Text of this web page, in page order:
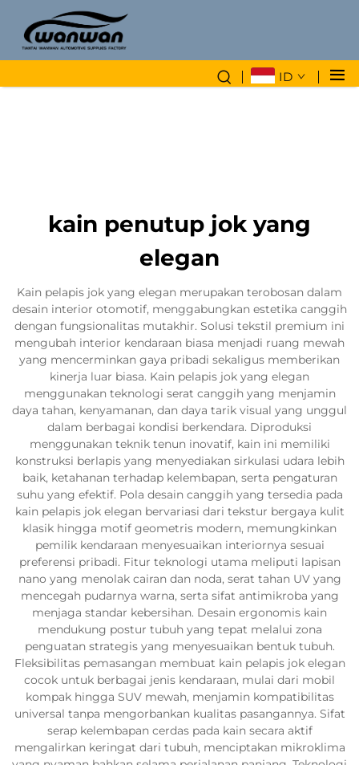
ID
kain penutup jok yang
elegan
Kain pelapis jok yang elegan merupakan terobosan dalam
desain interior otomotif, menggabungkan estetika canggih
dengan fungsionalitas mutakhir. Solusi tekstil premium ini
mengubah interior kendaraan biasa menjadi ruang mewah
yang mencerminkan gaya pribadi sekaligus memberikan
kinerja luar biasa. Kain pelapis jok yang elegan
menggunakan teknologi serat canggih yang menjamin
daya tahan, kenyamanan, dan daya tarik visual yang unggul
dalam berbagai kondisi berkendara. Diproduksi
menggunakan teknik tenun inovatif, kain ini memiliki
konstruksi berlapis yang menyediakan sirkulasi udara lebih
baik, ketahanan terhadap kelembapan, serta pengaturan
suhu yang efektif. Pola desain canggih yang tersedia pada
kain pelapis jok elegan bervariasi dari tekstur bergaya kulit
klasik hingga motif geometris modern, memungkinkan
pemilik kendaraan menyesuaikan interiornya sesuai
preferensi pribadi. Fitur teknologi utama meliputi lapisan
nano yang menolak cairan dan noda, serat tahan UV yang
mencegah pudarnya warna, serta sifat antimikroba yang
menjaga standar kebersihan. Desain ergonomis kain
mendukung postur tubuh yang tepat melalui zona
penguatan strategis yang menyesuaikan bentuk tubuh.
Fleksibilitas pemasangan membuat kain pelapis jok elegan
cocok untuk berbagai jenis kendaraan, mulai dari mobil
kompak hingga SUV mewah, menjamin kompatibilitas
universal tanpa mengorbankan kualitas pasangannya. Sifat
serap kelembapan cerdas pada kain secara aktif
mengalirkan keringat dari tubuh, menciptakan mikroklima